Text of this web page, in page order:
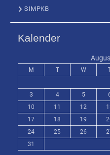
SIMPKB
Kalender
M T W
3
4 5
10
11 12
17
18 19
24
25 26
31